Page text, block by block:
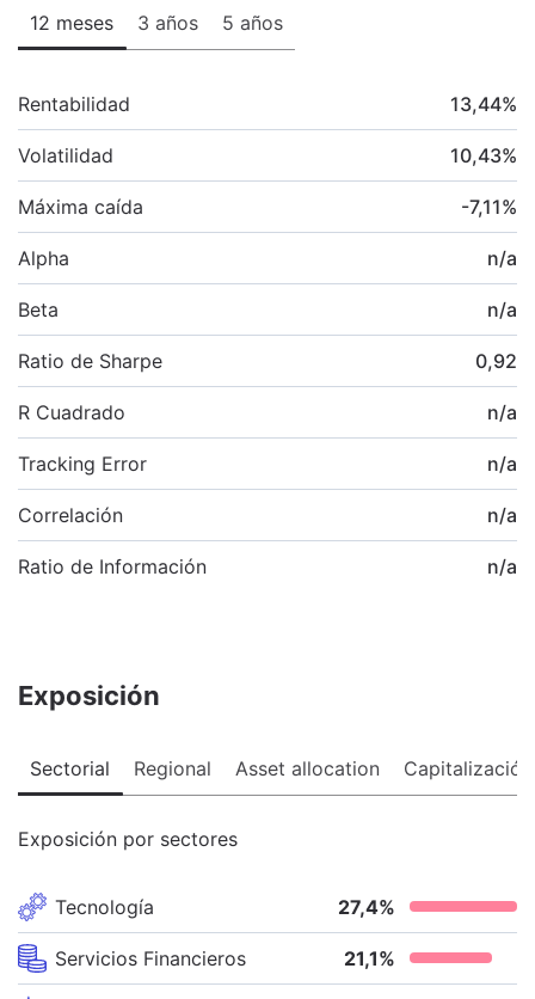
12 meses 3 años 5 años
Rentabilidad 13,44%
Volatilidad 10,43%
Máxima caída -7,11%
Alpha n/a
Beta n/a
Ratio de Sharpe 0,92
R Cuadrado n/a
Tracking Error n/a
Correlación n/a
Ratio de Información n/a
Exposición
Sectorial Regional Asset allocation Capitalización
Exposición por sectores
Tecnología 27,4%
Servicios Financieros 21,1%